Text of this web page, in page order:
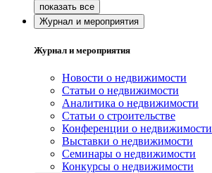
Журнал и мероприятия
Журнал и мероприятия
Новости о недвижимости
Статьи о недвижимости
Аналитика о недвижимости
Статьи о строительстве
Конференции о недвижимости
Выставки о недвижимости
Семинары о недвижимости
Конкурсы о недвижимости